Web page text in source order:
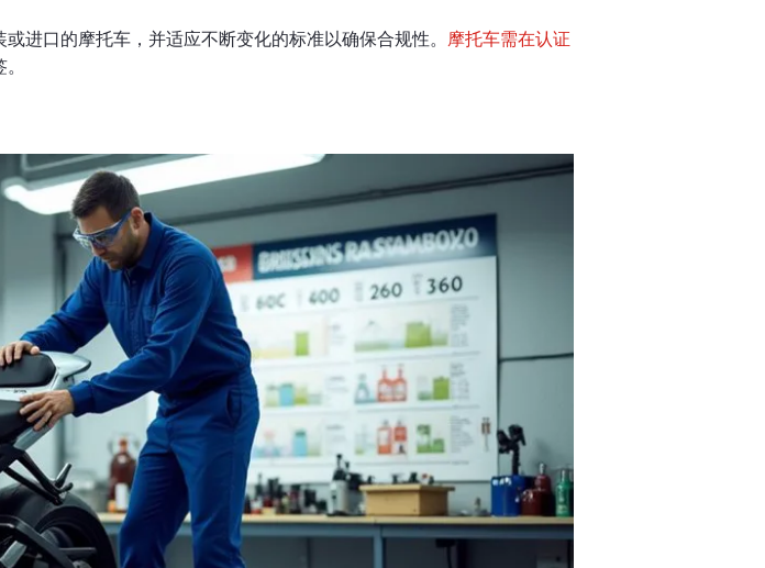
进口的摩托车，并适应不断变化的标准以确保合规性。
摩托车需在认证